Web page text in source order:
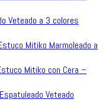
Veteado a 3 colores
Mitiko Marmoleado a
Mitiko con Cera –
Veteado